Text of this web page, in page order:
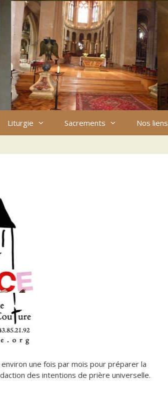
Liturgie Sacrements
Nos liens
une fois par mois pour préparer la
des intentions de prière universelle.